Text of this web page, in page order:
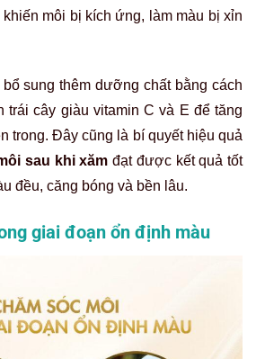
môi bị kích ứng, làm màu bị xỉn
sung thêm dưỡng chất bằng cách
trái cây giàu vitamin C và E để tăng
trong. Đây cũng là bí quyết hiệu quả
sau khi xăm đạt được kết quả tốt
đều, căng bóng và bền lâu.
giai đoạn ổn định màu